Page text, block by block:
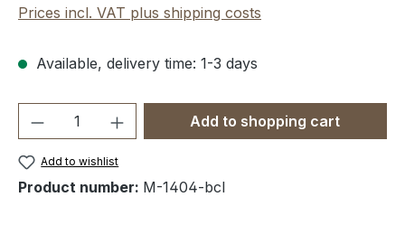
Prices incl. VAT plus shipping costs
Available, delivery time: 1-3 days
Product Quantity: Enter the desired
Add to shopping cart
Add to wishlist
Product number: M-1404-bcl